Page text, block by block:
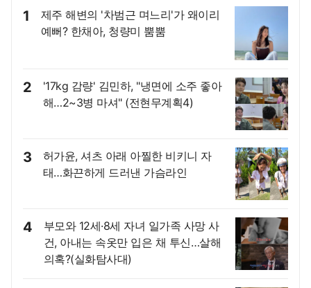
1
제주 해변의 '차범근 며느리'가 왜이리
예뻐? 한채아, 청량미 뿜뿜
2
'17kg 감량' 김민하, "냉면에 소주 좋아
해…2~3병 마셔" (전현무계획4)
3
허가윤, 셔츠 아래 아찔한 비키니 자
태…화끈하게 드러낸 가슴라인
4
부모와 12세·8세 자녀 일가족 사망 사
건, 아내는 속옷만 입은 채 투신…살해
의혹?(실화탐사대)